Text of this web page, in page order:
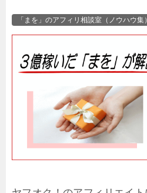
「まを」のアフィリ相談室（ノウハウ集）